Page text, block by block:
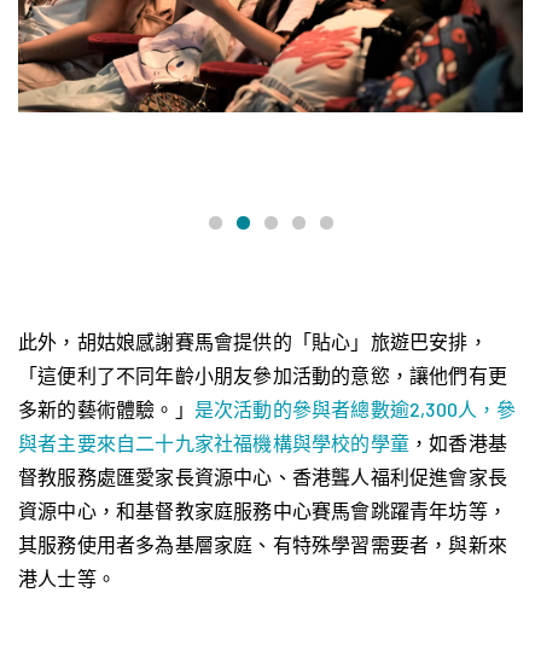
此外，胡姑娘感謝賽馬會提供的「貼心」旅遊巴安排，
「這便利了不同年齡小朋友參加活動的意慾，讓他們有更
多新的藝術體驗。」 是次活動的參與者總數逾2,300人，參
與者主要來自二十九家社福機構與學校的學童 ，如香港基
督教服務處匯愛家長資源中心、香港聾人福利促進會家長
資源中心，和基督教家庭服務中心賽馬會跳躍青年坊等，
其服務使用者多為基層家庭、有特殊學習需要者，與新來
港人士等。